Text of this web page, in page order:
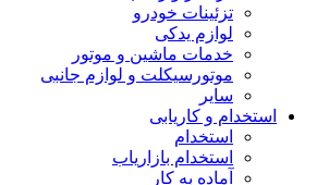
تزئینات خودرو
لوازم یدکی
خدمات ماشین و موتور
موتورسیکلت و لوازم جانبی
سایر
استخدام و کاریابی
استخدام
استخدام بازاریاب
آماده به کار